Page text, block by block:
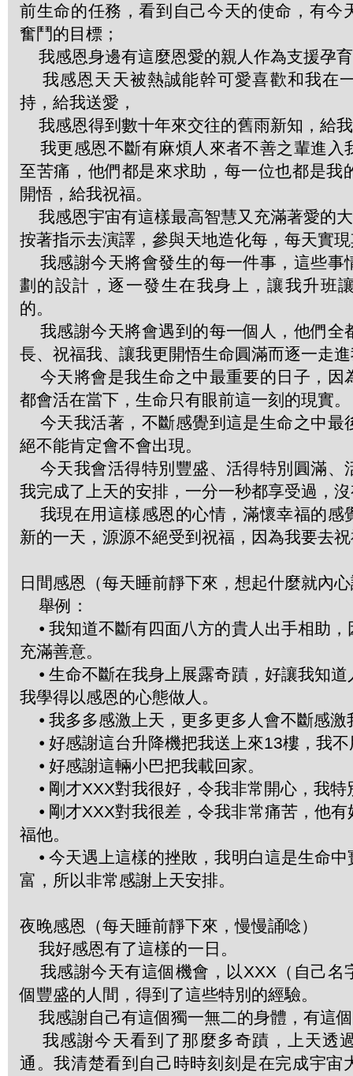
前生命的任務，看到自己今天的使命，有今
奮鬥的目標；
我感恩身邊有這麼恩愛的親人作為支援孕
我感恩天天被熱誠能幹可愛喜歡和我在
持，給我送愛，
我感恩得到數十年來交往的舊雨新知，給
我更感恩不斷有麻煩人來者不善之輩進入
至苦痛，他們都是來求助，每一位也都是我
開悟，給我祝福。
我感恩宇宙有這樣最高智慧又充滿著愛的
按著指示去演譯，參與天地造化每，每天實
我感謝今天將會發生的每一件事，這些事
劃的設計，逐一發生在我身上，讓我升班
的。
我感謝今天將會遇到的每一個人，他們全
長、祝福我、讓我更開悟生命圓滿而逐一走
今天將會是我生命之中最重要的日子，因
都會活在當下，生命只有眼前這一刻的現實。
今天我活著，不斷感覺到這是生命之中最
絕不能肯定會不會出現。
今天我會活得特別豐盛、活得特別圓滿、
我完成了上天的安排，一分一秒都享受過，
我現在用這樣感恩的心情，滿懷幸福的感
新的一天，源源不絕受到祝福，因為我要去
日間感恩（每天睡前靜下來，想起什麼就內
舉例：
⦁ 我知道不斷有四面八方的貴人出手相助，
充滿善意。
⦁ 生命不斷在我身上展露奇蹟，好讓我知道
我學得以感恩的心態做人。
⦁ 我多多感激上天，更多更多人會不斷感激
⦁ 好感謝這台升降機把我送上來13樓，我
⦁ 好感謝這輛小巴把我載回家。
⦁ 剛才XXX對我很好，令我非常開心，我特
⦁ 剛才XXX對我很差，令我非常痛苦，他有
福他。
⦁ 今天遇上這樣的挫敗，我明白這是生命中
富，所以非常感謝上天安排。
夜晚感恩（每天睡前靜下來，慢慢誦唸）
我好感恩有了這樣的一日。
我感謝今天有這個機會，以XXX（自己名
個豐盛的人間，得到了這些特別的經驗。
我感謝自己有這個獨一無二的身體，有這
我感謝今天看到了那麼多奇蹟，上天透
通。我清楚看到自己時時刻刻是在完成宇宙